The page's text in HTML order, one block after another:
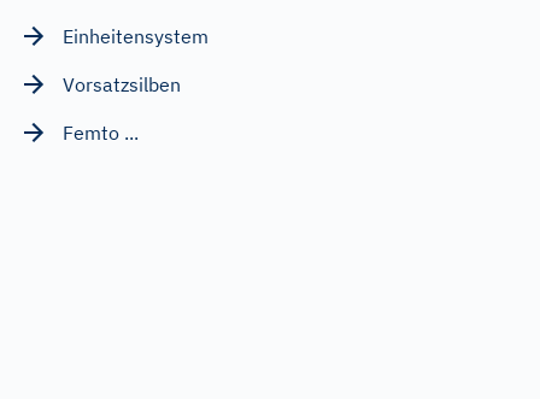
Einheitensystem
Vorsatzsilben
Femto ...